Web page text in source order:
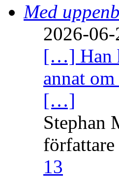
Med
2026-
[…] Han
annat
[…]
Stephan
13